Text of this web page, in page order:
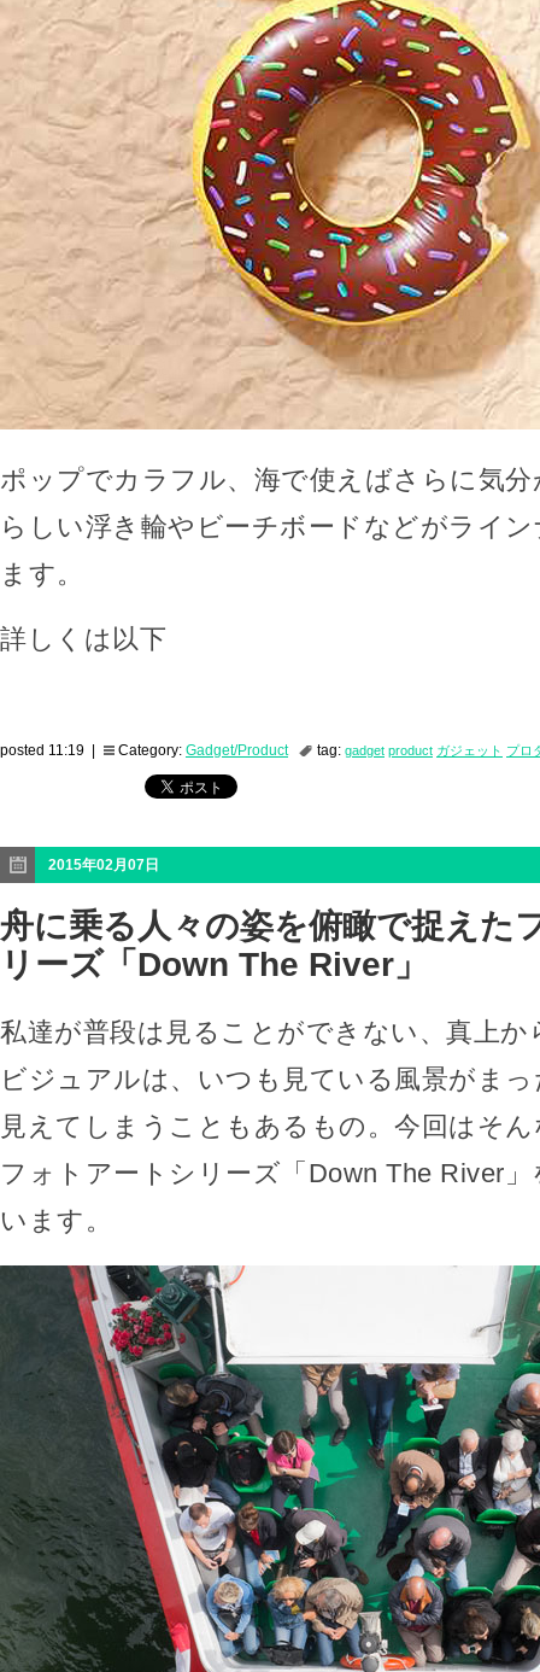
ポップでカラフル、海で使えばさらに気
らしい浮き輪やビーチボードなどがライ
ます。
詳しくは以下
posted 11:19 | Category: Gadget/Product tag: gadget product ガジェット プロ
2015年02月07日
舟に乗る人々の姿を俯瞰で捉えた
リーズ「Down The River」
私達が普段は見ることができない、真上か
ビジュアルは、いつも見ている風景がま
見えてしまうこともあるもの。今回はそ
フォトアートシリーズ「Down The River
います。